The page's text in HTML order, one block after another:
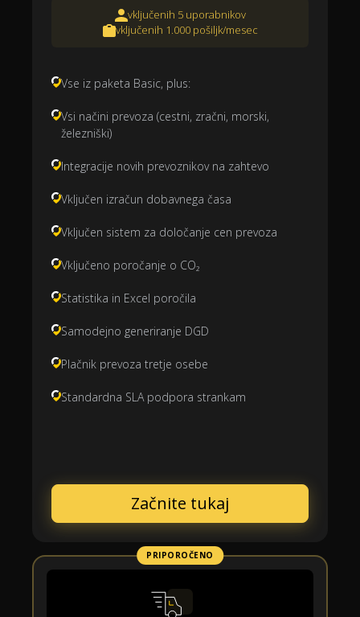
vključenih 5 uporabnikov
vključenih 1.000 pošiljk/mesec
Vse iz paketa Basic, plus:
Vsi načini prevoza (cestni, zračni, morski,
železniški)
Integracije novih prevoznikov na zahtevo
Vključen izračun dobavnega časa
Vključen sistem za določanje cen prevoza
Vključeno poročanje o CO₂
Statistika in Excel poročila
Samodejno generiranje DGD
Plačnik prevoza tretje osebe
Standardna SLA podpora strankam
Začnite tukaj
PRIPOROČENO